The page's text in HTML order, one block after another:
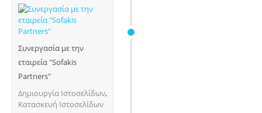
Συνεργασία με την
εταιρεία "Sofakis
Partners"
Δημιουργία Ιστοσελίδων,
Κατασκευή Ιστοσελίδων